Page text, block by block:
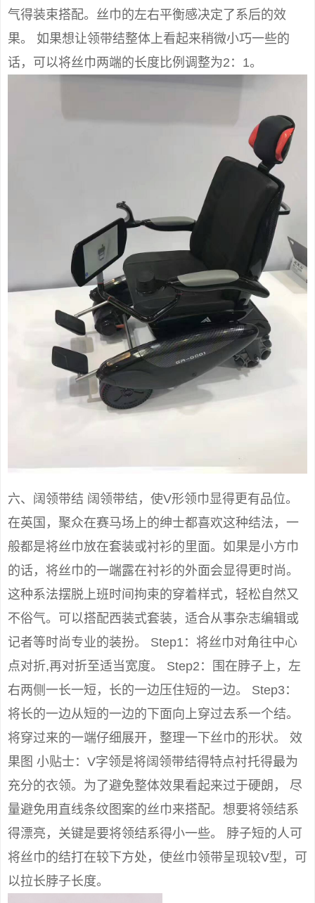
气得装束搭配。丝巾的左右平衡感决定了系后的效
果。 如果想让领带结整体上看起来稍微小巧一些的
话，可以将丝巾两端的长度比例调整为2：1。
六、阔领带结 阔领带结，使V形领巾显得更有品位。
在英国，聚众在赛马场上的绅士都喜欢这种结法，一
般都是将丝巾放在套装或衬衫的里面。如果是小方巾
的话，将丝巾的一端露在衬衫的外面会显得更时尚。
这种系法摆脱上班时间拘束的穿着样式，轻松自然又
不俗气。可以搭配西装式套装，适合从事杂志编辑或
记者等时尚专业的装扮。 Step1：将丝巾对角往中心
点对折,再对折至适当宽度。 Step2：围在脖子上，左
右两侧一长一短，长的一边压住短的一边。 Step3：
将长的一边从短的一边的下面向上穿过去系一个结。
将穿过来的一端仔细展开，整理一下丝巾的形状。 效
果图 小贴士：V字领是将阔领带结得特点衬托得最为
充分的衣领。为了避免整体效果看起来过于硬朗， 尽
量避免用直线条纹图案的丝巾来搭配。想要将领结系
得漂亮，关键是要将领结系得小一些。 脖子短的人可
将丝巾的结打在较下方处，使丝巾领带呈现较V型，可
以拉长脖子长度。